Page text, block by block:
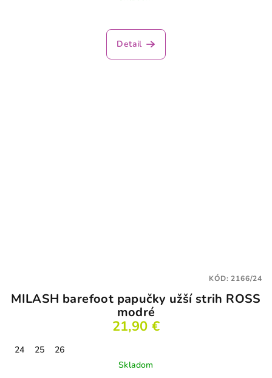
Detail
MILASH barefoot papučky užší strih ROSS
modré
21,90 €
24 25
26
Skladom
KÓD:2166/24